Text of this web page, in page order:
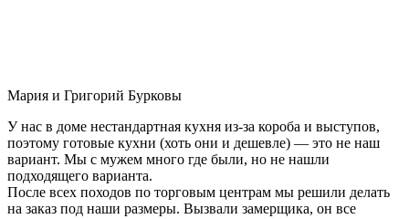
Мария и Григорий Бурковы
У нас в доме нестандартная кухня из-за короба и выступов,
поэтому готовые кухни (хоть они и дешевле) — это не наш
вариант. Мы с мужем много где были, но не нашли
подходящего варианта.
После всех походов по торговым центрам мы решили делать
на заказ под наши размеры. Вызвали замерщика, он все